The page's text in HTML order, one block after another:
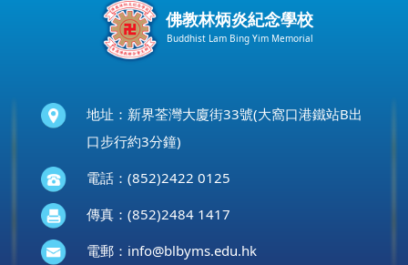
佛教林炳炎紀念學校
Buddhist Lam Bing Yim Memorial
地址：新界荃灣大廈街33號(大窩口港鐵站B出
口步行約3分鐘)
電話：(852)2422 0125
傳真：(852)2484 1417
電郵： info@blbyms.edu.hk